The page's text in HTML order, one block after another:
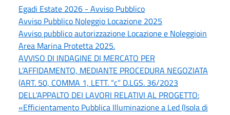
Egadi Estate 2026 - Avviso Pubblico
Avviso Pubblico Noleggio Locazione 2025
Avviso pubblico autorizzazione Locazione e Noleggioin
Area Marina Protetta 2025.
AVVISO DI INDAGINE DI MERCATO PER
L’AFFIDAMENTO, MEDIANTE PROCEDURA NEGOZIATA
(ART. 50, COMMA 1, LETT. “c” D.LGS. 36/2023
DELL’APPALTO DEI LAVORI RELATIVI AL PROGETTO:
«Efficientamento Pubblica Illuminazione a Led (Isola di